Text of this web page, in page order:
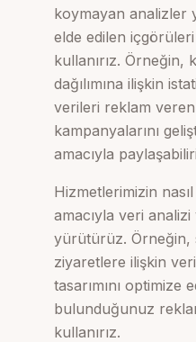
koymayan analizler
elde edilen
kullanırız. Örneğin,
dağılımına ilişkin
verileri reklam
kampanyalarını
amacıyla
Hizmetlerimizin nasıl
amacıyla veri
yürütürüz. Örneğin,
ziyaretlere ilişkin
tasarımını optimize
bulunduğunuz
kullanırız.